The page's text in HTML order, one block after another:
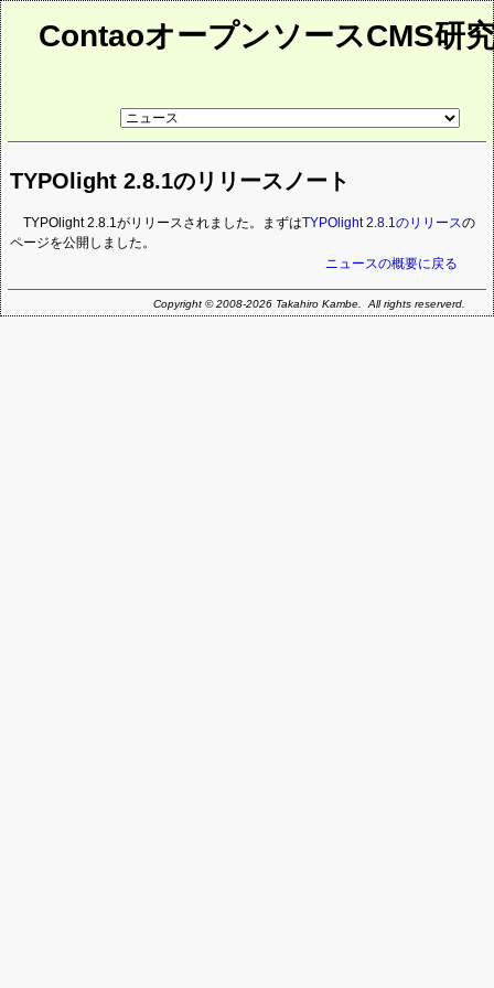
ContaoオープンソースCMS研
リ
ペ
ー
TYPOlight 2.8.1のリリースノート
TYPOlight 2.8.1がリリースされました。まずはTYPOlight 2.8.1のリリースの
ページを公開しました。
ニュースの概要に戻る
Copyright © 2008-2026 Takahiro Kambe. All rights reserverd.